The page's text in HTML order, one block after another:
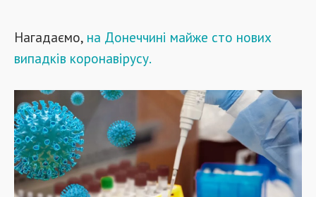
Нагадаємо, на Донеччині майже сто нових
випадків коронавірусу.